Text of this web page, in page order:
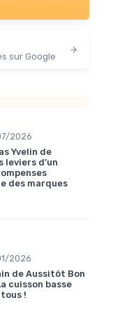
sur Google
2026
Yvelin de
leviers d’un
des marques
2026
de Aussitôt Bon
cuisson basse
!